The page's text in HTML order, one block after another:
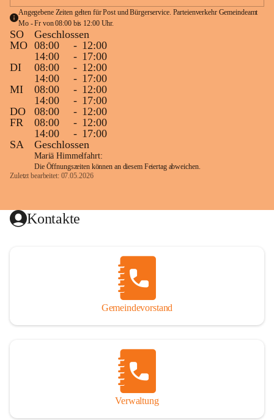
Angegebene Zeiten gelten für Post und Bürgerservice. Parteienverkehr Gemeindeamt
Mo - Fr von 08:00 bis 12:00 Uhr.
SO
Geschlossen
MO 08:00 - 12:00
14:00
- 17:00
DI
08:00 - 12:00
14:00
- 17:00
MI
08:00 - 12:00
14:00
- 17:00
DO
08:00 - 12:00
FR
08:00 - 12:00
14:00
- 17:00
SA
Geschlossen
Mariä Himmelfahrt:
Die Öffnungszeiten können an diesem Feiertag abweichen.
Zuletzt bearbeitet: 07.05.2026
Kontakte
Gemeindevorstand
Verwaltung